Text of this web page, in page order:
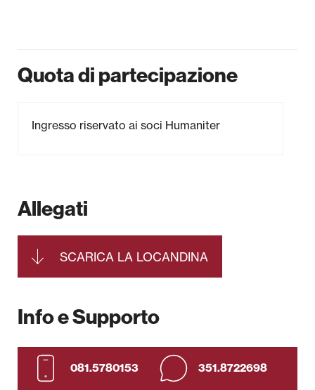
Quota di partecipazione
Ingresso riservato ai soci Humaniter
Allegati
SCARICA LA LOCANDINA
Info e Supporto
081.5780153 351.8722698